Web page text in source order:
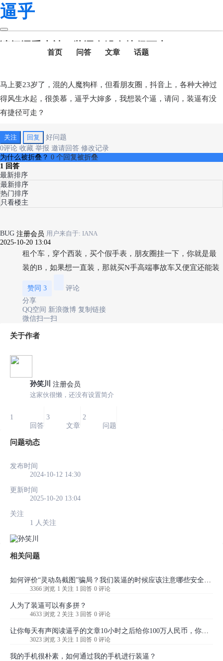
逼乎
首页 问答 文章 话题
登录
请问逼乎大神，装逼有没有捷径可走？
马上要23岁了，混的人魔狗样，但看朋友圈，抖音上，各种大神过
得风生水起，很羡慕，逼乎大婶多，我想装个逼，请问， 装逼有没
有捷径可走？
关注 回复
好问题
0评论 收藏 举报 邀请回答 修改记录
为什么被折叠？ 0 个回复被折叠
1 回答
最新排序
最新排序
热门排序
只看楼主
BUG 注册会员 用户来自于: IANA
2025-10-20 13:04
租个车，穿个西装，买个假手表，朋友圈挂一下，你就是最
装的B，如果想一直装，那就买N手高端事故车又便宜还能装
赞同 3
评论
分享
QQ空间 新浪微博 复制链接
微信扫一扫
关于作者
孙笑川 注册会员
这家伙很懒，还没有设置简介
1
回答
3
文章
2
问题
问题动态
发布时间
2024-10-12 14:30
更新时间
2025-10-20 13:04
关注
1 人关注
相关问题
如何评价“灵动岛截图”骗局？我们装逼的时候应该注意哪些安全问题？
3366 浏览 1 关注 1 回答 0 评论
人为了装逼可以有多拼？
4633 浏览 2 关注 3 回答 0 评论
让你每天有声阅读逼乎的文章10小时之后给你100万人民币，你愿意吗？
3023 浏览 3 关注 1 回答 0 评论
我的手机很朴素，如何通过我的手机进行装逼？